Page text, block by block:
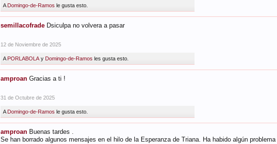
ADomingo-de-Ramos le gusta esto.
semillacofrade Dsiculpa no volvera a pasar
12 de Noviembre de 2025
APORLABOLA yDomingo-de-Ramos les gusta esto.
amproan Gracias a ti !
31 de Octubre de 2025
ADomingo-de-Ramos le gusta esto.
amproan Buenas tardes .
Se han borrado algunos mensajes en el hilo de la Esperanza de Triana. Ha habido algún problema